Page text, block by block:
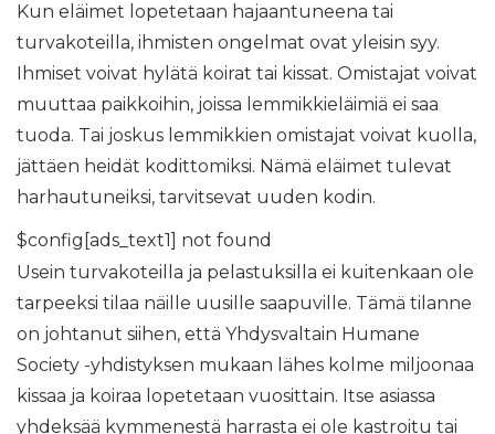
Kun eläimet lopetetaan hajaantuneena tai
turvakoteilla, ihmisten ongelmat ovat yleisin syy.
Ihmiset voivat hylätä koirat tai kissat. Omistajat voivat
muuttaa paikkoihin, joissa lemmikkieläimiä ei saa
tuoda. Tai joskus lemmikkien omistajat voivat kuolla,
jättäen heidät kodittomiksi. Nämä eläimet tulevat
harhautuneiksi, tarvitsevat uuden kodin.
$config[ads_text1] not found
Usein turvakoteilla ja pelastuksilla ei kuitenkaan ole
tarpeeksi tilaa näille uusille saapuville. Tämä tilanne
on johtanut siihen, että Yhdysvaltain Humane
Society -yhdistyksen mukaan lähes kolme miljoonaa
kissaa ja koiraa lopetetaan vuosittain. Itse asiassa
yhdeksää kymmenestä harrasta ei ole kastroitu tai